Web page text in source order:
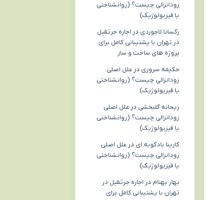
زودانزالی چیست؟ (روانشناختی
یا فیزیولوژیک)
رکسانا لاجوردی در اجاره جرثقیل
در تهران با پشتیبانی کامل برای
پروژه های ساخت و ساز
حکیمه سروری در علل اصلی
زودانزالی چیست؟ (روانشناختی
یا فیزیولوژیک)
ریحانه گلبخشی در علل اصلی
زودانزالی چیست؟ (روانشناختی
یا فیزیولوژیک)
کارینا بادکوبه ای در علل اصلی
زودانزالی چیست؟ (روانشناختی
یا فیزیولوژیک)
بهار بهنام در اجاره جرثقیل در
تهران با پشتیبانی کامل برای